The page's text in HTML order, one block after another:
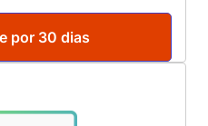
por 30 dias